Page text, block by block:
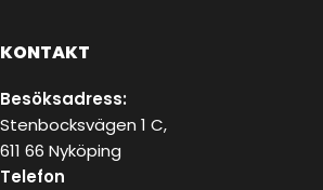
KONTAKT
Besöksadress:
Stenbocksvägen 1 C,
611 66 Nyköping
Telefon